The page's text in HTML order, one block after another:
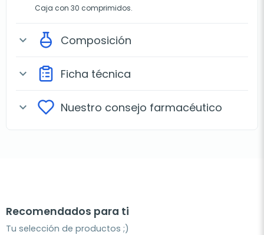
Caja con 30 comprimidos.
expand_more Composición
expand_more Ficha técnica
expand_more Nuestro consejo farmacéutico
Recomendados para ti
Tu selección de productos ;)